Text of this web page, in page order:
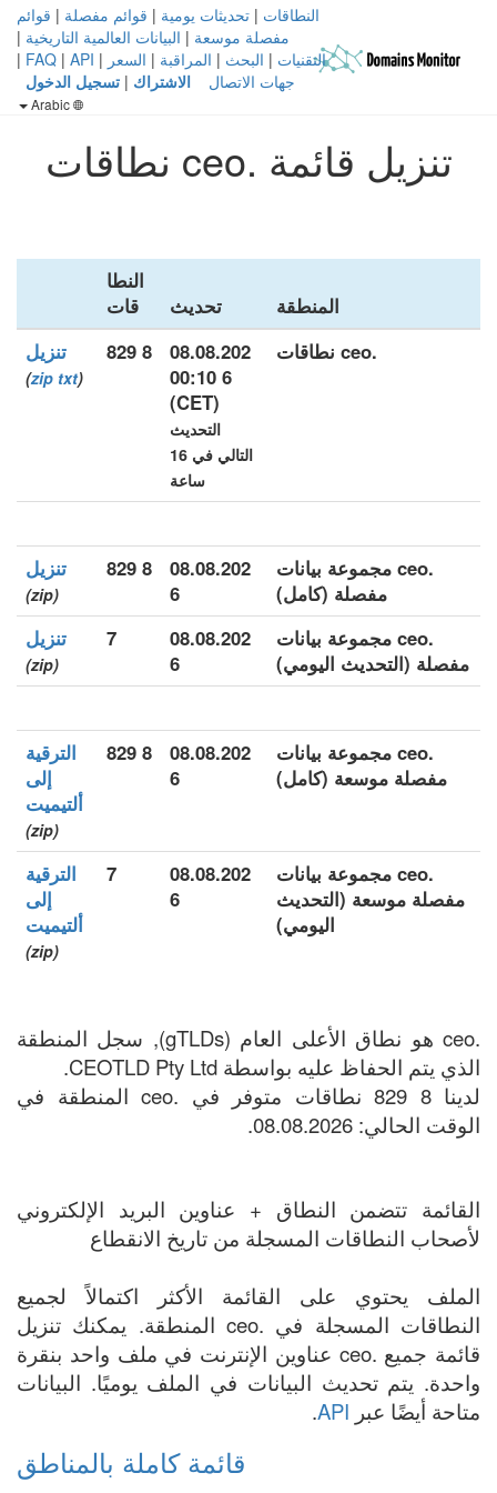
النطاقات | تحديثات يومية | قوائم مفصلة | قوائم
مفصلة موسعة | البيانات العالمية التاريخية |
التقنيات | البحث | المراقبة | السعر |
FAQ | API
|
جهات الاتصال
الاشتراك | تسجيل الدخول
تنزيل قائمة .ceo نطاقات
المنطقة تحديث
النطا
قات
.ceo نطاقات
08.08.202
6 00:10
(CET)
التحديث
التالي في 16
ساعة
8 829 تنزيل
(
zip txt
)
.ceo مجموعة بيانات
مفصلة (كامل)
08.08.202
6
8 829 تنزيل
(zip)
.ceo مجموعة بيانات
مفصلة (التحديث اليومي)
08.08.202
6
7 تنزيل
(zip)
.ceo مجموعة بيانات
مفصلة موسعة (كامل)
08.08.202
6
8 829
الترقية
إلى
ألتيميت
(zip)
.ceo مجموعة بيانات
مفصلة موسعة (التحديث
اليومي)
08.08.202
6
7
الترقية
إلى
ألتيميت
(zip)
.ceo هو نطاق الأعلى العام (gTLDs), سجل المنطقة
الذي يتم الحفاظ عليه بواسطة CEOTLD Pty Ltd.
لدينا 8 829 نطاقات متوفر في .ceo المنطقة في
الوقت الحالي: 08.08.2026.
القائمة تتضمن النطاق + عناوين البريد الإلكتروني
لأصحاب النطاقات المسجلة من تاريخ الانقطاع
الملف يحتوي على القائمة الأكثر اكتمالاً لجميع
النطاقات المسجلة في .ceo المنطقة. يمكنك تنزيل
قائمة جميع .ceo عناوين الإنترنت في ملف واحد بنقرة
واحدة. يتم تحديث البيانات في الملف يوميًا. البيانات
متاحة أيضًا عبر API
.
قائمة كاملة بالمناطق